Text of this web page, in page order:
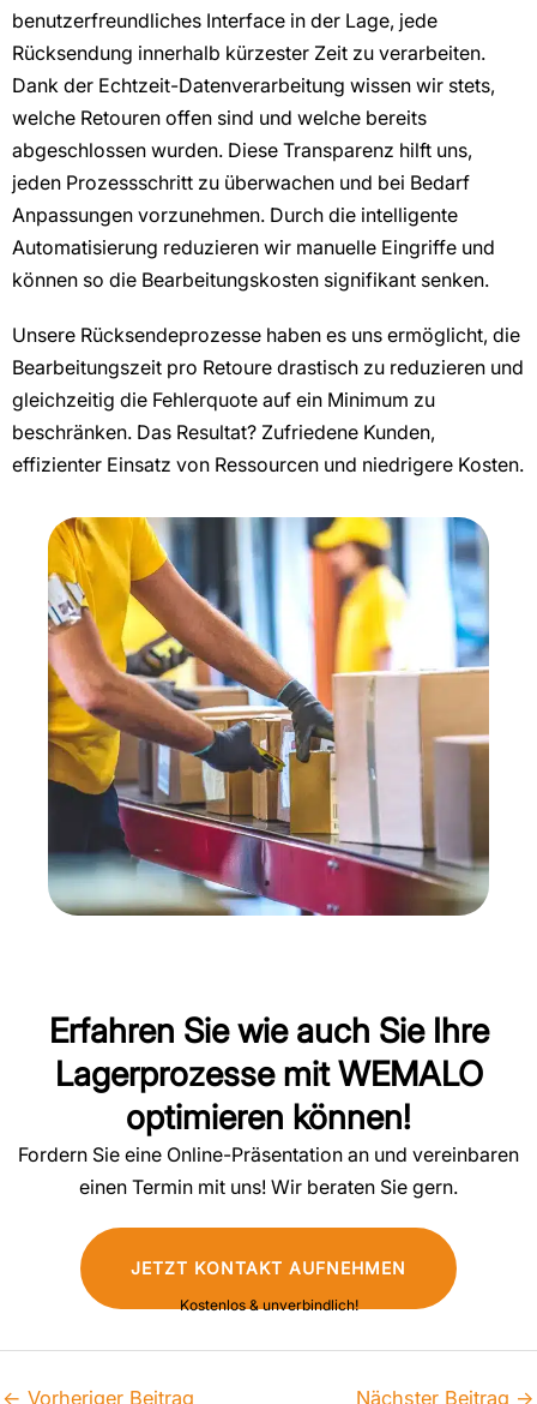
benutzerfreundliches Interface in der Lage, jede
Rücksendung innerhalb kürzester Zeit zu verarbeiten.
Dank der Echtzeit-Datenverarbeitung wissen wir stets,
welche Retouren offen sind und welche bereits
abgeschlossen wurden. Diese Transparenz hilft uns,
jeden Prozessschritt zu überwachen und bei Bedarf
Anpassungen vorzunehmen. Durch die intelligente
Automatisierung reduzieren wir manuelle Eingriffe und
können so die Bearbeitungskosten signifikant senken.
Unsere Rücksendeprozesse haben es uns ermöglicht, die
Bearbeitungszeit pro Retoure drastisch zu reduzieren und
gleichzeitig die Fehlerquote auf ein Minimum zu
beschränken. Das Resultat? Zufriedene Kunden,
effizienter Einsatz von Ressourcen und niedrigere Kosten.
Erfahren Sie wie auch Sie Ihre
Lagerprozesse mit WEMALO
optimieren können!
Fordern Sie eine Online-Präsentation an und vereinbaren
einen Termin mit uns! Wir beraten Sie gern.
JETZT KONTAKT AUFNEHMEN
Kostenlos & unverbindlich!
← Vorheriger Beitrag Nächster Beitrag →